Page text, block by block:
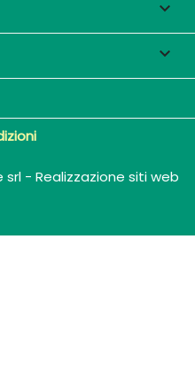


srl - Realizzazione siti web